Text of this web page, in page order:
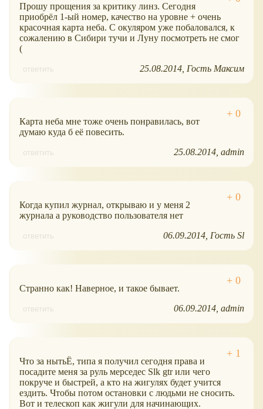
Прошу прощения за критику линз. Сегодня
приобрёл 1-ый номер, качество на уровне + очень
красочная карта неба. С окуляром уже побаловался, к
сожалению в Сибири тучи и Луну посмотреть не смог
(
ответить 25.08.2014 Гость Максим
Карта неба мне тоже очень понравилась, вот
думаю куда б её повесить.
ответить 25.08.2014 admin
Когда купил журнал, открываю и у меня 2
журнала а руководство пользователя нет
ответить 06.09.2014 Гость Sl
Странно как! Наверное, и такое бывает.
ответить 06.09.2014 admin
Что за нытьЁ, типа я получил сегодня права и
посадите меня за руль мерседес Slk gtr или чего
покруче и быстрей, а кто на жигулях будет учится
ездить. Чтобы потом остановки с людьми не сносить.
Вот и телескоп как жигули для начинающих.